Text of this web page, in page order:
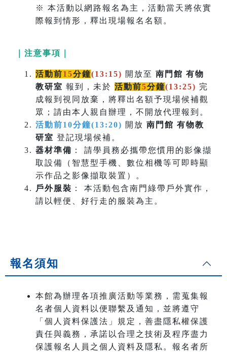
※ 本活動以網路報名為主，活動當天將依實
際報到情形，釋出現場報名名額。
｜注意事項｜
活動前15分鐘(13:15) 開放至 南門館 有物
教研室 報到，未於 活動前5分鐘(13:25) 完
成報到視同放棄，將釋出名額予現場候補觀
眾；請由本人親自辦理，不開放代理報到。
活動前10分鐘(13:20) 開放 南門館 有物教
研室 登記現場候補。
器材準備 ： 請學員務必攜帶您慣用的影像擷
取設備（智慧型手機、數位相機等可即時顯
示作品之影像擷取裝置）。
戶外服裝 ： 本活動包含南門綠帶戶外實作，
請以輕便、好行走的服裝為主。
報名須知
本館為辦理各項推廣活動等業務，需蒐集報
名者個人資料以便聯繫及通知，並將遵守
「個人資料保護法」規定，善盡隱私權保護
責任與義務，承諾以合理之技術及程序盡力
保護報名人員之個人資料及隱私。報名者所